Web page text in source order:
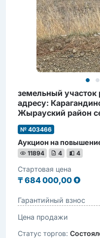
земельный
адресу:
Жырауский район
№ 403466
Аукцион на
11894 4 4
Стартовая цена
₸ 684 000,00
Гарантийный взнос
Цена продажи
Статус торгов: